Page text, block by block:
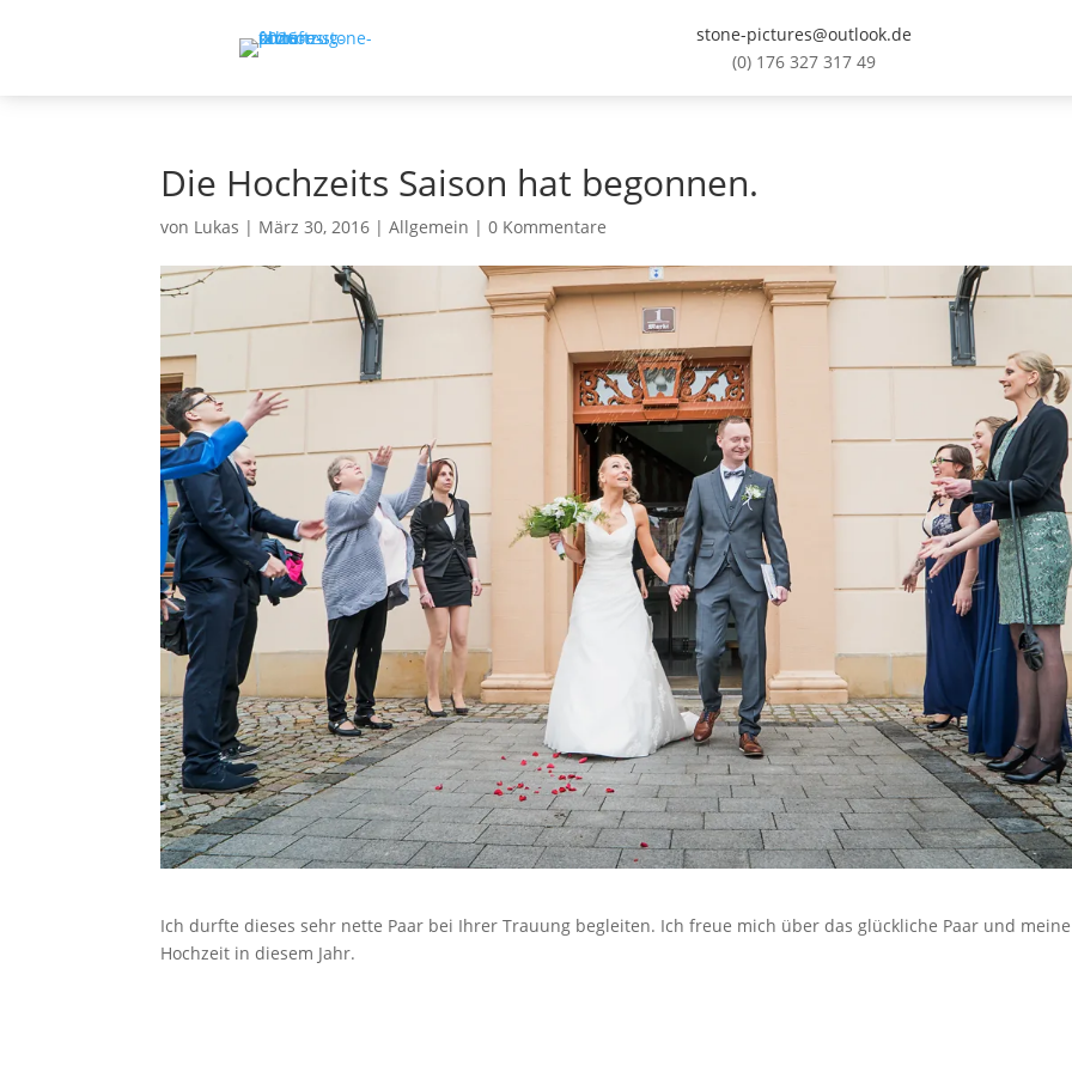
stone-pictures@outlook.de
(0) 176 327 317 49
Die Hochzeits Saison hat begonnen.
von Lukas | März 30, 2016 |Allgemein |0 Kommentare
Ich durfte dieses sehr nette Paar bei Ihrer Trauung begleiten. Ich freue mich über das glückliche Paar und
Hochzeit in diesem Jahr.